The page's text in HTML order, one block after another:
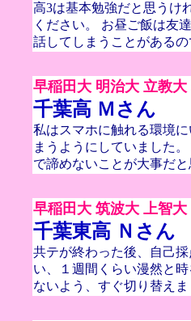
高3は基本勉強だと思うけ
ください。 お昼ご飯は友
話してしまうことがある
早稲田大 明治大 立教
千葉高 Ｍさん
私はスマホに触れる環境
まうようにしていました
で諦めないことが大事だと
早稲田大 筑波大 上智
千葉東高 Ｎさん
共テが終わった後、自己
い、１週間くらい漫然と
ないよう、すぐ切り替えま